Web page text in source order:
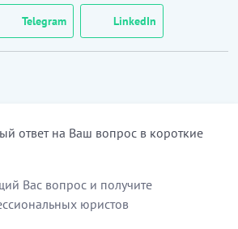
за риск Подрядчика.
работ: Подрядчик обязуется
к выполнению работ в
договора (начальный срок) и
работ в срок до
Telegram LinkedIn
ответ на Ваш вопрос в короткие
Вас вопрос и получите
юристов